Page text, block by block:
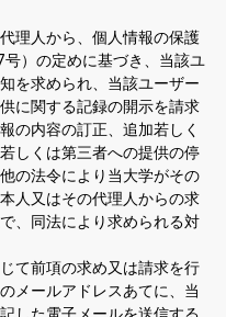
理人から、個人情報の保護
）の定めに基づき、当該ユ
を求められ、当該ユーザー
に関する記録の開示を請求
の内容の訂正、追加若しく
しくは第三者への提供の停
の法令により当大学がその
人又はその代理人からの求
、同法により求められる対
て前項の求め又は請求を行
メールアドレスあてに、当